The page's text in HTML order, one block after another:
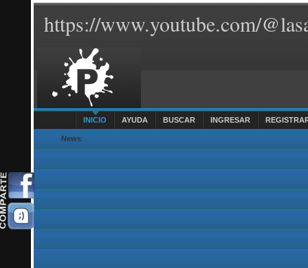
https://www.youtube.com/
INICIO AYUDA BUSCAR INGRESAR
News: